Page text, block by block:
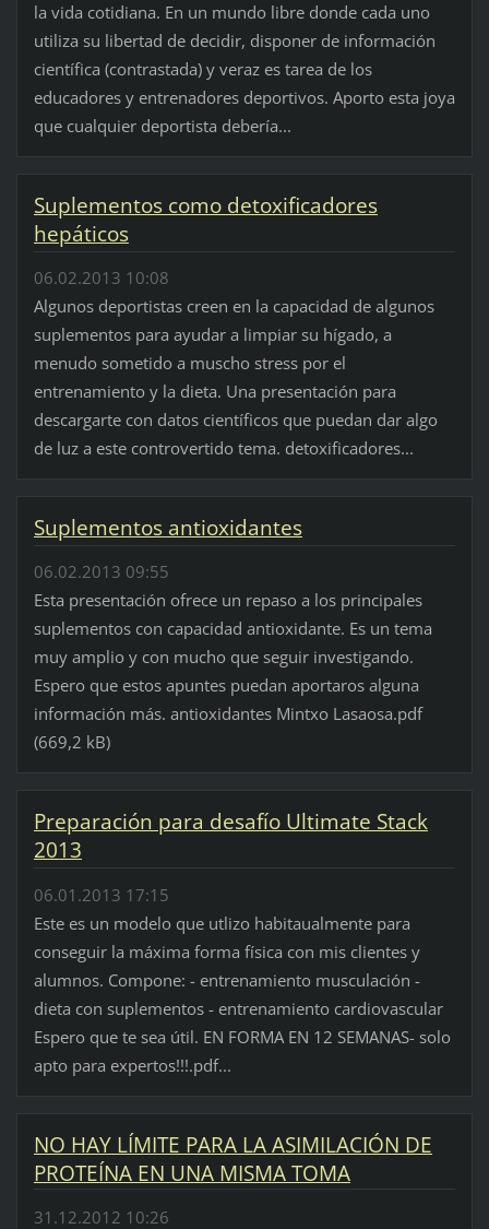
la vida cotidiana. En un mundo libre donde cada uno
utiliza su libertad de decidir, disponer de información
científica (contrastada) y veraz es tarea de los
educadores y entrenadores deportivos. Aporto esta joya
que cualquier deportista debería...
Suplementos como detoxificadores
hepáticos
06.02.2013 10:08
Algunos deportistas creen en la capacidad de algunos
suplementos para ayudar a limpiar su hígado, a
menudo sometido a muscho stress por el
entrenamiento y la dieta. Una presentación para
descargarte con datos científicos que puedan dar algo
de luz a este controvertido tema. detoxificadores...
Suplementos antioxidantes
06.02.2013 09:55
Esta presentación ofrece un repaso a los principales
suplementos con capacidad antioxidante. Es un tema
muy amplio y con mucho que seguir investigando.
Espero que estos apuntes puedan aportaros alguna
información más. antioxidantes Mintxo Lasaosa.pdf
(669,2 kB)
Preparación para desafío Ultimate Stack
2013
06.01.2013 17:15
Este es un modelo que utlizo habitaualmente para
conseguir la máxima forma física con mis clientes y
alumnos. Compone: - entrenamiento musculación -
dieta con suplementos - entrenamiento cardiovascular
Espero que te sea útil. EN FORMA EN 12 SEMANAS- solo
apto para expertos!!!.pdf...
NO HAY LÍMITE PARA LA ASIMILACIÓN DE
PROTEÍNA EN UNA MISMA TOMA
31.12.2012 10:26